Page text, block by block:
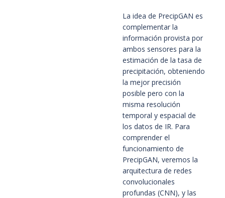
La idea de PrecipGAN es
complementar la
información provista por
ambos sensores para la
estimación de la tasa de
precipitación, obteniendo
la mejor precisión
posible pero con la
misma resolución
temporal y espacial de
los datos de IR. Para
comprender el
funcionamiento de
PrecipGAN, veremos la
arquitectura de redes
convolucionales
profundas (CNN), y las